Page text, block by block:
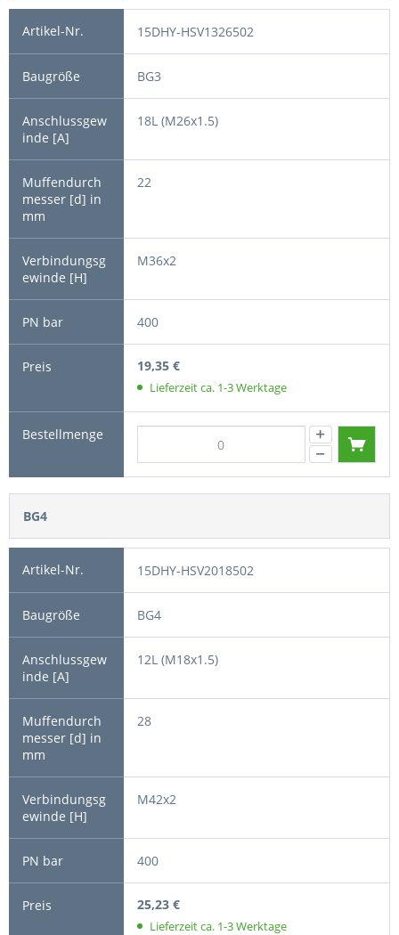
15DHY-HSV1326502
BG3
18L (M26x1.5)
22
M36x2
400
19,35 €
Lieferzeit ca. 1-3 Werktage
BG4
15DHY-HSV2018502
BG4
12L (M18x1.5)
28
M42x2
400
25,23 €
Lieferzeit ca. 1-3 Werktage